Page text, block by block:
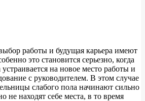
работы и будущая карьера имеют
это становится серьезно, когда
на новое место работы и
с руководителем. В этом случае
слабого пола начинают сильно
не находят себе места, в то время